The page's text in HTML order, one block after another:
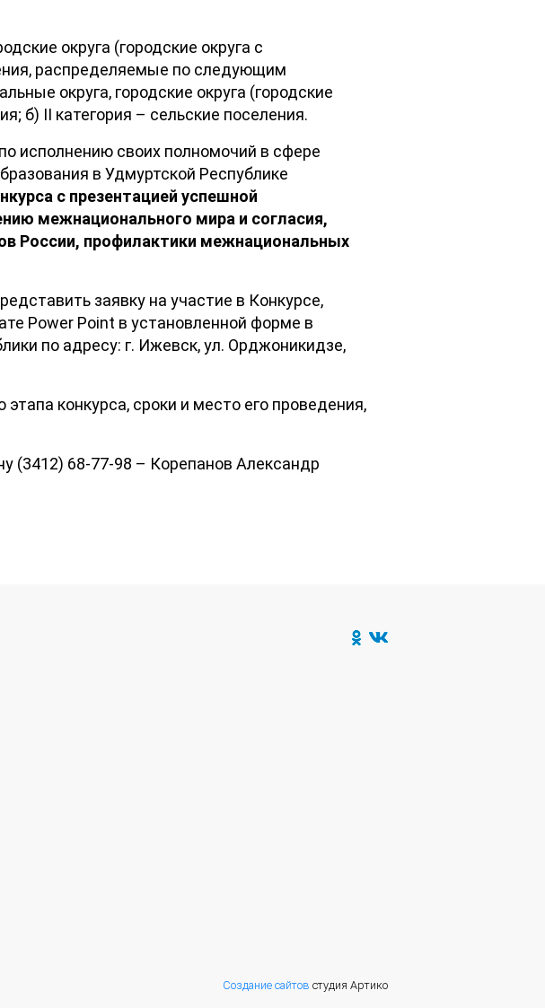
округа (городские округа с
распределяемые по следующим
округа, городские округа (городские
б) II категория – сельские поселения.
исполнению своих полномочий в сфере
в Удмуртской Республике
с презентацией успешной
межнационального мира и согласия,
России, профилактики межнациональных
заявку на участие в Конкурсе,
Power Point в установленной форме в
по адресу: г. Ижевск, ул. Орджоникидзе,
конкурса, сроки и место его проведения,
(3412) 68-77-98 – Корепанов Александр
Создание сайтов студия Артико